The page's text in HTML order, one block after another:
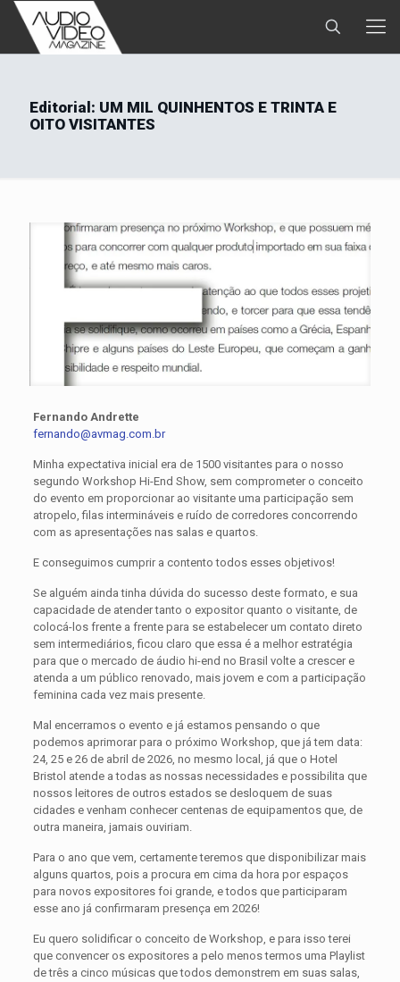
Editorial: UM MIL QUINHENTOS E TRINTA E
OITO VISITANTES
Fernando Andrette
fernando@avmag.com.br
Minha expectativa inicial era de 1500 visitantes para o nosso
segundo Workshop Hi-End Show, sem comprometer o conceito
do evento em proporcionar ao visitante uma participação sem
atropelo, filas intermináveis e ruído de corredores concorrendo
com as apresentações nas salas e quartos.
E conseguimos cumprir a contento todos esses objetivos!
Se alguém ainda tinha dúvida do sucesso deste formato, e sua
capacidade de atender tanto o expositor quanto o visitante, de
colocá-los frente a frente para se estabelecer um contato direto
sem intermediários, ficou claro que essa é a melhor estratégia
para que o mercado de áudio hi-end no Brasil volte a crescer e
atenda a um público renovado, mais jovem e com a participação
feminina cada vez mais presente.
Mal encerramos o evento e já estamos pensando o que
podemos aprimorar para o próximo Workshop, que já tem data:
24, 25 e 26 de abril de 2026, no mesmo local, já que o Hotel
Bristol atende a todas as nossas necessidades e possibilita que
nossos leitores de outros estados se desloquem de suas
cidades e venham conhecer centenas de equipamentos que, de
outra maneira, jamais ouviriam.
Para o ano que vem, certamente teremos que disponibilizar mais
alguns quartos, pois a procura em cima da hora por espaços
para novos expositores foi grande, e todos que participaram
esse ano já confirmaram presença em 2026!
Eu quero solidificar o conceito de Workshop, e para isso terei
que convencer os expositores a pelo menos termos uma Playlist
de três a cinco músicas que todos demonstrem em suas salas,